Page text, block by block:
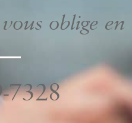
vous oblige
7328